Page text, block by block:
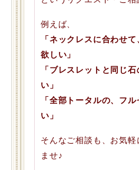
例えば、
「ネックレスに合わせ
欲しい」
「ブレスレットと同じ
い」
「全部トータルの、フ
い」
そんなご相談も、お気
ませ♪